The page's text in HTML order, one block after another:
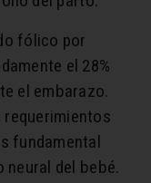
fólico por
el 28%
el embarazo.
requerimientos
fundamental
del bebé.